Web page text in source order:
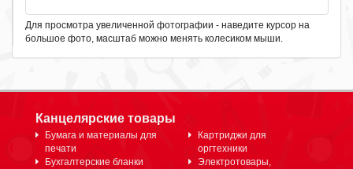
Для просмотра увеличенной фотографии - наведите курсор на
большое фото, масштаб можно менять колесиком мыши.
Канцелярские товары
Бумага и материалы для
печати
Бухгалтерские бланки
Картриджи для
оргтехники
Электротовары,